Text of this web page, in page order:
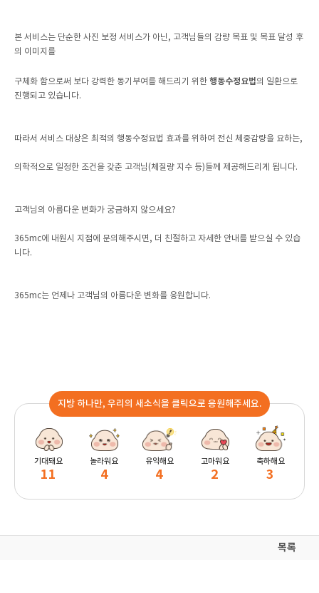
본 서비스는 단순한 사진 보정 서비스가 아닌, 고객님들의 감량 목표 및 목표 달성 후
의 이미지를
구체화 함으로써 보다 강력한 동기부여를 해드리기 위한 행동수정요법의 일환으로
진행되고 있습니다.
따라서 서비스 대상은 최적의 행동수정요법 효과를 위하여 전신 체중감량을 요하는,
의학적으로 일정한 조건을 갖춘 고객님(체질량 지수 등)들께 제공해드리게 됩니다.
고객님의 아름다운 변화가 궁금하지 않으세요?
365mc에 내원시 지점에 문의해주시면, 더 친절하고 자세한 안내를 받으실 수 있습
니다.
365mc는 언제나 고객님의 아름다운 변화를 응원합니다.
지방 하나만, 우리의 새소식을 클릭으로 응원해주세요.
기대돼요
11
놀라워요
4
유익해요
4
고마워요
2
축하해요
3
목록